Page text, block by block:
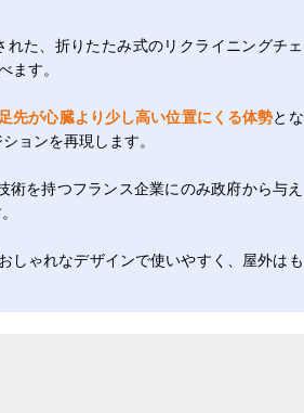
た、折りたたみ式のリクライニングチェ
ます。
足先が心臓より少し高い位置にくる体勢とな
ョンを再現します。
を持つフランス企業にのみ政府から与え
しゃれなデザインで使いやすく、屋外はも